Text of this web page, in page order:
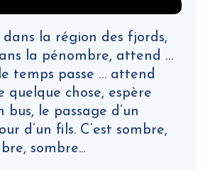
la région des fjords,
la pénombre, attend …
temps passe … attend
quelque chose, espère
bus, le passage d’un
d’un fils. C’est sombre,
sombre...